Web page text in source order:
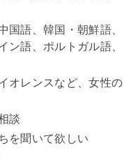
国語、韓国・朝鮮語、
ン語、ポルトガル語、
オレンスなど、女性の
談
を聞いて欲しい